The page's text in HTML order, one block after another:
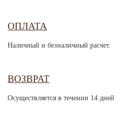
ОПЛАТА
Наличный и безналичный расчет.
ВОЗВРАТ
Осуществляется в течении 14 дней